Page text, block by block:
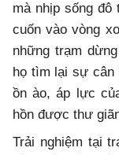
mà nhịp sống đô
cuốn vào vòng
những trạm
họ tìm lại sự
ồn ào, áp lực
hồn được thư
Trải nghiệm tại